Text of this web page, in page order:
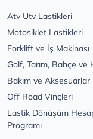
Atv Utv Lastikleri
Motosiklet Lastikleri
Forklift ve İş Makinası
Golf, Tarım, Bahçe ve
Bakım ve Aksesuarlar
Off Road Vinçleri
Lastik Dönüşüm
Programı